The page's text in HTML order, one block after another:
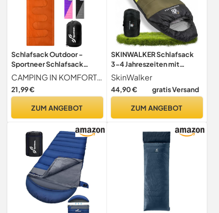
Schlafsack Outdoor -
Sportneer Schlafsack
Erwachsene Leicht Tragbar
Warm Deckenschlafsack
Winterschlafsack für
Outdoor - 220 x 75cm
CAMPING IN KOMFORT FÜR JEDES ALTER Bringen Sie mit dem Sportneer Schlafsack den Komfort von zu Hause in die freie Natur und sorgen Sie für eine erholsame Nachtruhe nach einem Tag voller Aktivitäten mit Ihrer Familie. Dieser schlafsack outdoor wurde für alle Altersgruppen entworfen und hat leuchtende Farben. Er ist eine großartige Geschenkidee für Ihre Kinder, wenn Klassencamps, Wissenschaftscamps und Sommercamps anstehen!
21,99 €
ZUM ANGEBOT
SKINWALKER Schlafsack
3-4 Jahreszeiten mit
[abnehmbaren
Innenfleece] [Kleines
Packmaß & Ultraleicht
Schlafsack,
Outdoor für Camping &
Wandern (grün)
SkinWalker
44,90 € gratis Versand
ZUM ANGEBOT